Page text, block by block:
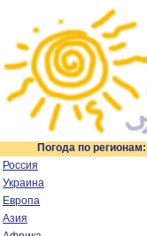
Погода по регионам:
Россия
Украина
Европа
Азия